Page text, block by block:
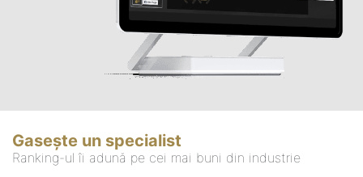
Gasește un specialist
Ranking-ul îi adună pe cei mai buni din industrie